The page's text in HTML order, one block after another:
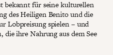
bekannt für seine kulturellen
des Heiligen Benito und die
Lobpreisung spielen – und
die ihre Nahrung aus dem See